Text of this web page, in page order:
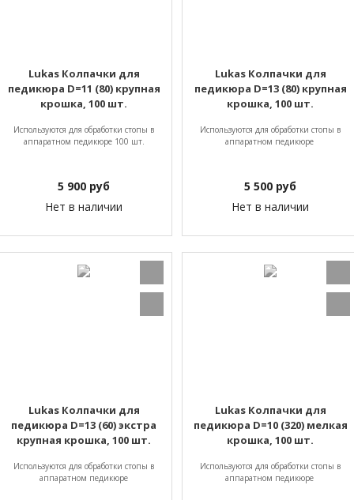
Lukas Колпачки для
педикюра D=11 (80) крупная
крошка, 100 шт.
Используются для обработки стопы в
аппаратном педикюре 100 шт.
5 900 руб
Нет в наличии
Lukas Колпачки для
педикюра D=13 (80) крупная
крошка, 100 шт.
Используются для обработки стопы в
аппаратном педикюре
5 500 руб
Нет в наличии
Lukas Колпачки для
педикюра D=13 (60) экстра
крупная крошка, 100 шт.
Используются для обработки стопы в
аппаратном педикюре
Lukas Колпачки для
педикюра D=10 (320) мелкая
крошка, 100 шт.
Используются для обработки стопы в
аппаратном педикюре